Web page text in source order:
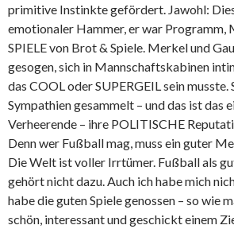
primitive Instinkte gefördert. Jawohl:
emotionaler Hammer, er war Programm,
SPIELE von Brot & Spiele. Merkel und
gesogen, sich in Mannschaftskabinen
das COOL oder SUPERGEIL sein musste.
Sympathien gesammelt – und das ist das
Verheerende – ihre POLITISCHE
Denn wer Fußball mag, muss ein guter
Die Welt ist voller Irrtümer. Fußball als
gehört nicht dazu. Auch ich habe mich
habe die guten Spiele genossen – so wie
schön, interessant und geschickt einem